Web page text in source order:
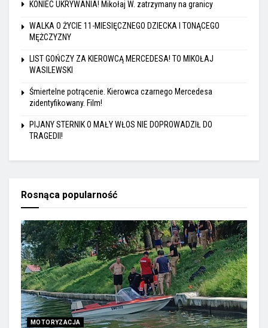
KONIEC UKRYWANIA! Mikołaj W. zatrzymany na granicy
WALKA O ŻYCIE 11-MIESIĘCZNEGO DZIECKA I TONĄCEGO
MĘŻCZYZNY
LIST GOŃCZY ZA KIEROWCĄ MERCEDESA! TO MIKOŁAJ
WASILEWSKI
Śmiertelne potrącenie. Kierowca czarnego Mercedesa
zidentyfikowany. Film!
PIJANY STERNIK O MAŁY WŁOS NIE DOPROWADZIŁ DO
TRAGEDII!
Rosnąca popularność
MOTORYZACJA